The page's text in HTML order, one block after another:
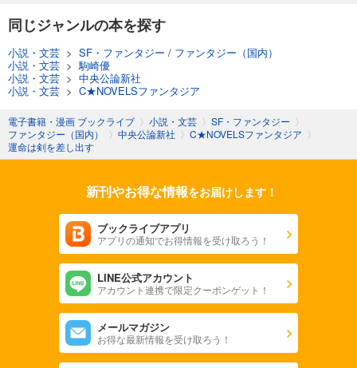
同じジャンルの本を探す
小説・文芸 > SF・ファンタジー / ファンタジー（国内）
小説・文芸 >駒崎優
小説・文芸 > 中央公論新社
小説・文芸 > C★NOVELSファンタジア
電子書籍・漫画 ブックライブ 〉 小説・文芸 〉 SF・ファンタジー 〉
ファンタジー（国内）
〉 中央公論新社 〉 C★NOVELSファンタジア 〉
運命は剣を差し出す
新刊やお得な情報をお届けします！
ブックライブアプリ
アプリの通知でお得情報を受け取ろう！
LINE公式アカウント
アカウント連携で限定クーポンゲット！
メールマガジン
お得な最新情報を受け取ろう！